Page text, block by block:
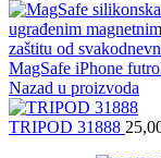
MagSafe iPhone
Nazad u proizvoda
TRIPOD 31888